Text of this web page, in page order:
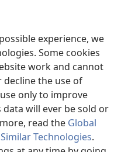
experience, we
Some cookies
work and cannot
decline the use of
only to improve
will ever be sold or
read the Global
Technologies.
Tract Society of Pennsylvania.